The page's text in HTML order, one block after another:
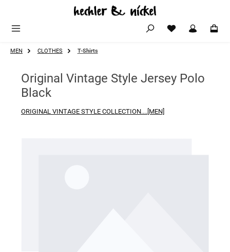
Zum Hauptinhalt springen
MEN CLOTHES T-Shirts
Original Vintage Style Jersey Polo
Black
ORIGINAL VINTAGE STYLE COLLECTION....[MEN]